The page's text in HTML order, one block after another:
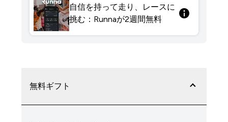
自信を持って走り、レースに
挑む：Runnaが2週間無料
無料ギフト